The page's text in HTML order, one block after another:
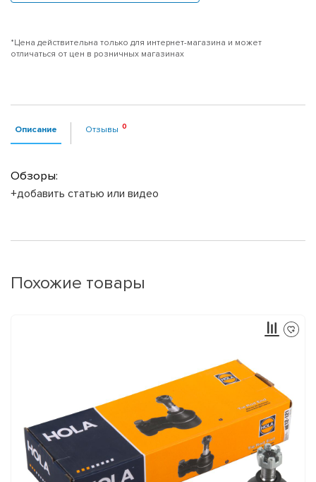
*Цена действительна только для интернет-магазина и может
отличаться от цен в розничных магазинах
Описание Отзывы
Обзоры:
+добавить статью или видео
Похожие товары